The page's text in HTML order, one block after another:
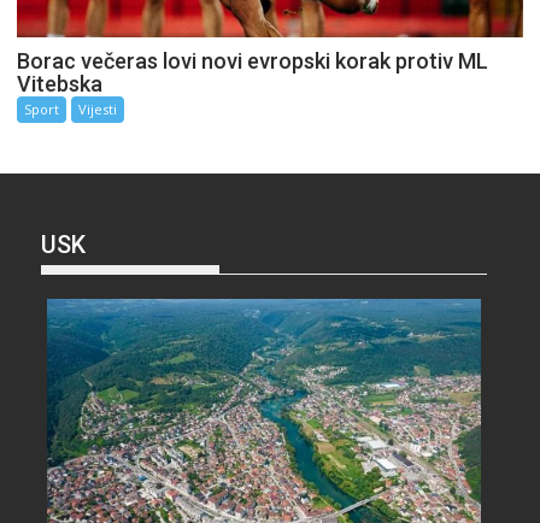
Borac večeras lovi novi evropski korak protiv ML
Vitebska
Sport Vijesti
USK